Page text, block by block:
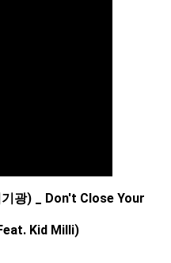
기광) _ Don't Close Your
Kid Milli)